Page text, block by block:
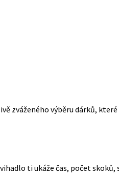
zváženého výběru dárků,
ti ukáže čas, počet skoků,